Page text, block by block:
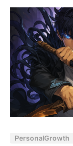
尋找答案。 這一季最引人注目的莫過於明星夫妻楊子與黃
聖依，他們撕開
解：錶面恩愛，
小事如「燻雞事
突。節目毫不掩
共鳴又震撼，掀起熱烈討論。 這
不演戲，而是把
而荒謬到令人瞠
血，也更真實動人。 節目放大婚姻的荒謬，但
目中最抓人眼球
事件 麥琳的雙重標準令人咋舌。她平時極度節儉，連李行
PersonalGrowth